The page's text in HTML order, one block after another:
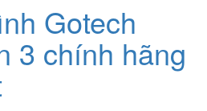
Gotech
3 chính hãng